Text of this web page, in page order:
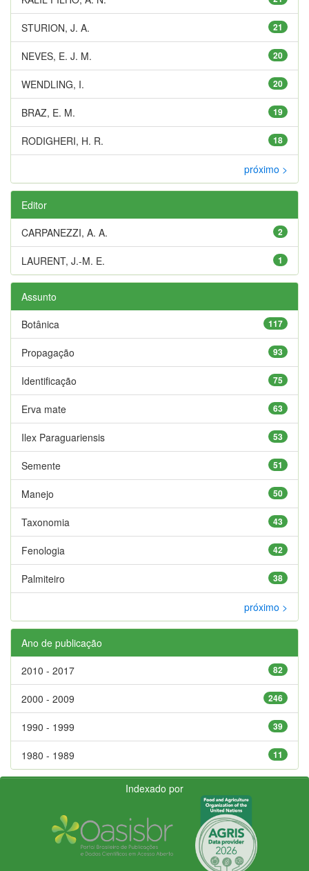
21
STURION, J. A.
20
NEVES, E. J. M.
20
WENDLING, I.
19
BRAZ, E. M.
18
RODIGHERI, H. R.
próximo >
Editor
2
CARPANEZZI, A. A.
1
LAURENT, J.-M. E.
Assunto
117
Botânica
93
Propagação
75
Identificação
63
Erva mate
53
Ilex Paraguariensis
51
Semente
50
Manejo
43
Taxonomia
42
Fenologia
38
Palmiteiro
próximo >
Ano de publicação
82
2010 - 2017
246
2000 - 2009
39
1990 - 1999
11
1980 - 1989
Indexado por